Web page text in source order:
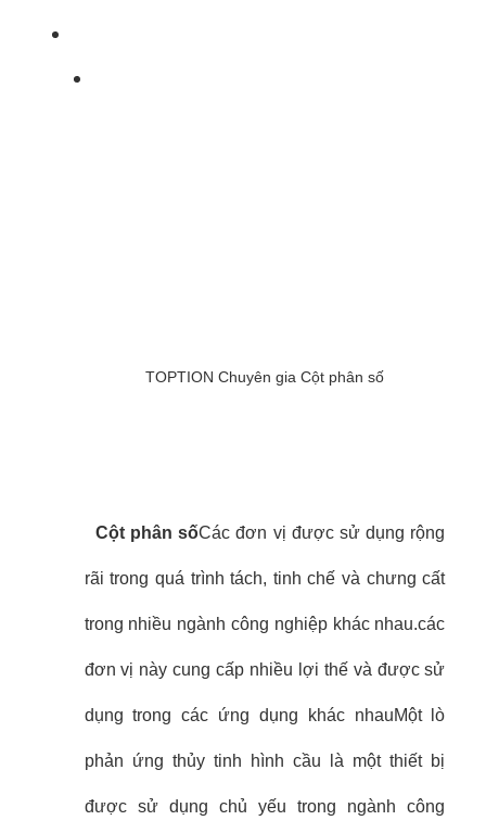
TOPTION Chuyên gia Cột phân số
Cột phân sốCác đơn vị được sử dụng rộng
rãi trong quá trình tách, tinh chế và chưng cất
trong nhiều ngành công nghiệp khác nhau.các
đơn vị này cung cấp nhiều lợi thế và được sử
dụng trong các ứng dụng khác nhauMột lò
phản ứng thủy tinh hình cầu là một thiết bị
được sử dụng chủ yếu trong ngành công